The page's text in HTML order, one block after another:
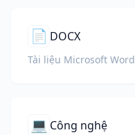
📄 DOCX
Tài liệu Microsoft Word
💻 Công nghệ